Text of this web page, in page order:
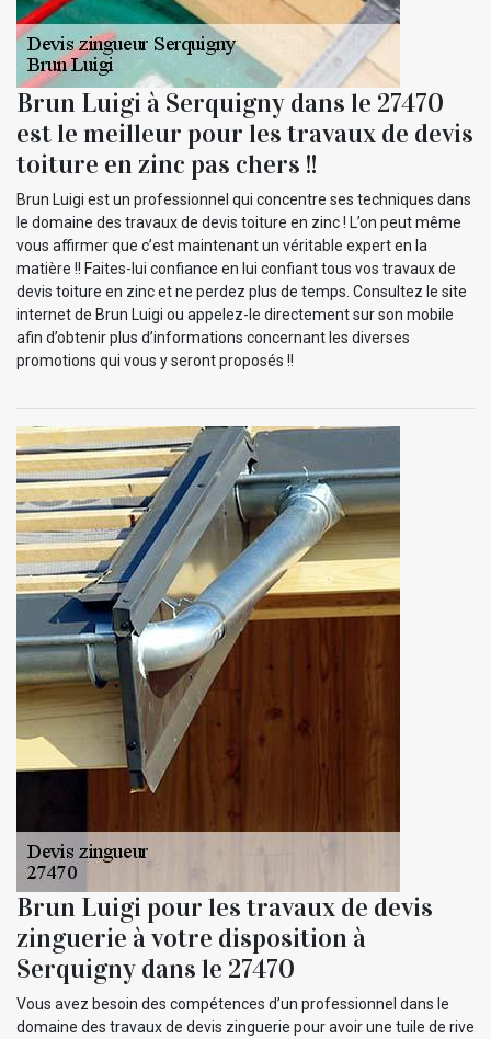
Brun Luigi à Serquigny dans le 27470
est le meilleur pour les travaux de devis
toiture en zinc pas chers !!
Brun Luigi est un professionnel qui concentre ses techniques dans
le domaine des travaux de devis toiture en zinc ! L’on peut même
vous affirmer que c’est maintenant un véritable expert en la
matière !! Faites-lui confiance en lui confiant tous vos travaux de
devis toiture en zinc et ne perdez plus de temps. Consultez le site
internet de Brun Luigi ou appelez-le directement sur son mobile
afin d’obtenir plus d’informations concernant les diverses
promotions qui vous y seront proposés !!
Brun Luigi pour les travaux de devis
zinguerie à votre disposition à
Serquigny dans le 27470
Vous avez besoin des compétences d’un professionnel dans le
domaine des travaux de devis zinguerie pour avoir une tuile de rive